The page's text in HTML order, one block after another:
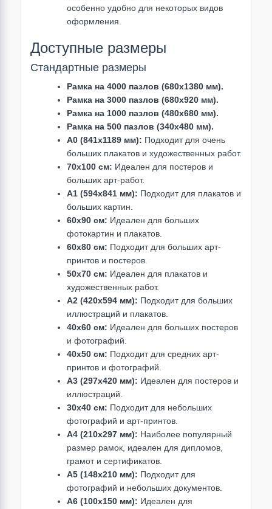
особенно удобно для некоторых видов
оформления.
Доступные размеры
Стандартные размеры
Рамка на 4000 пазлов (680х1380 мм).
Рамка на 3000 пазлов (680х920 мм).
Рамка на 1000 пазлов (480х680 мм).
Рамка на 500 пазлов (340х480 мм).
A0 (841x1189 мм): Подходит для очень
больших плакатов и художественных работ.
70x100 см: Идеален для постеров и
больших арт-работ.
A1 (594x841 мм): Подходит для плакатов и
больших картин.
60x90 см: Идеален для больших
фотокартин и плакатов.
60x80 см: Подходит для больших арт-
принтов и постеров.
50x70 см: Идеален для плакатов и
художественных работ.
A2 (420x594 мм): Подходит для больших
иллюстраций и плакатов.
40x60 см: Идеален для больших постеров
и фотографий.
40x50 см: Подходит для средних арт-
принтов и фотографий.
A3 (297x420 мм): Идеален для постеров и
иллюстраций.
30x40 см: Подходит для небольших
фотографий и арт-принтов.
А4 (210х297 мм): Наиболее популярный
размер рамок, идеален для дипломов,
грамот и сертификатов.
А5 (148х210 мм): Подходит для
фотографий и небольших документов.
А6 (100х150 мм): Идеален для